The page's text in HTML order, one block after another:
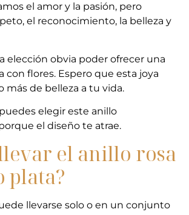
el amor y la pasión, pero
el reconocimiento, la belleza y
elección obvia poder ofrecer una
con flores. Espero que esta joya
más de belleza a tu vida.
elegir este anillo
el diseño te atrae.
el anillo rosa
plata?
llevarse solo o en un conjunto